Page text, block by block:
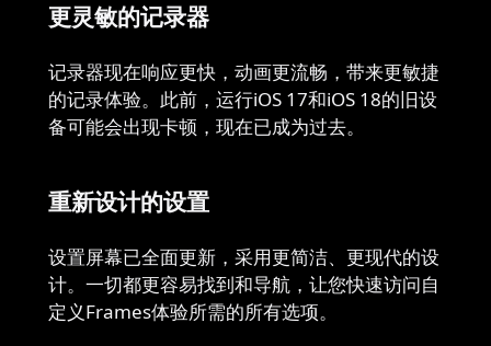
更灵敏的记录器
记录器现在响应更快，动画更流畅，带来更敏捷
的记录体验。此前，运行iOS 17和iOS 18的旧设
备可能会出现卡顿，现在已成为过去。
重新设计的设置
设置屏幕已全面更新，采用更简洁、更现代的设
计。一切都更容易找到和导航，让您快速访问自
定义Frames体验所需的所有选项。